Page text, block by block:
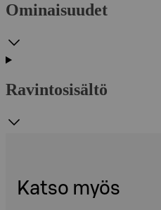
Ominaisuudet
Ravintosisältö
Katso myös